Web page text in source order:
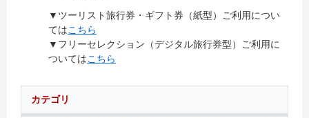
▼ツーリスト旅行券・ギフト券（紙型）ご利用につい
てはこちら
▼フリーセレクション（デジタル旅行券型）ご利用に
ついてはこちら
カテゴリ